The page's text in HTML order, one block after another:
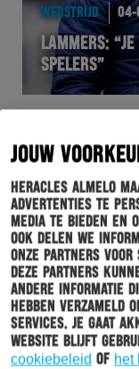
JOUW
Heracles Almelo
advertenties te
media te bieden en
Ook delen we
onze partners voor
Deze partners
andere informatie
hebben verzameld
services. Je gaat
website blijft
cookiebeleid of het
WEDSTRIJD 04-
LAMMERS:
SPELERS”
HERACLES 04-
STEM NU OP
MAAND APRIL